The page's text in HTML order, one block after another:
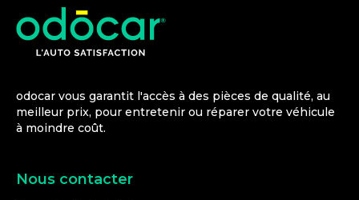
odocar vous garantit l'accès à des pièces de qualité, au
meilleur prix, pour entretenir ou réparer votre véhicule
à moindre coût.
Nous contacter